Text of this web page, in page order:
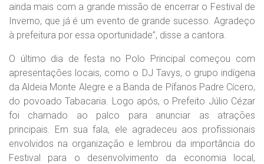
ainda mais com a grande missão de encerrar o Festival de
Inverno, que já é um evento de grande sucesso. Agradeço
à prefeitura por essa oportunidade”, disse a cantora.
O último dia de festa no Polo Principal começou com
apresentações locais, como o DJ Tavys, o grupo indígena
da Aldeia Monte Alegre e a Banda de Pífanos Padre Cícero,
do povoado Tabacaria. Logo após, o Prefeito Júlio Cézar
foi chamado ao palco para anunciar as atrações
principais. Em sua fala, ele agradeceu aos profissionais
envolvidos na organização e lembrou da importância do
Festival para o desenvolvimento da economia local,